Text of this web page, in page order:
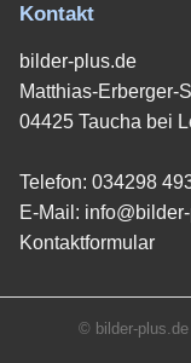
Kontakt
bilder-plus.de
Matthias-Erberger-
04425 Taucha bei
Telefon: 034298
E-Mail:
Kontaktformular
© bilder-plus.de